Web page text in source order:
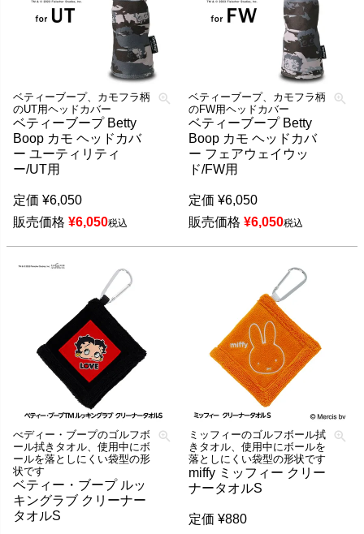
ベティーブープ、カモフラ柄
のUT用ヘッドカバー
ベティーブープ Betty
Boop カモ ヘッドカバ
ー ユーティリティ
ー/UT用
定価 ¥6,050
販売価格 ¥6,050税込
ベティーブープ、カモフラ柄
のFW用ヘッドカバー
ベティーブープ Betty
Boop カモ ヘッドカバ
ー フェアウェイウッ
ド/FW用
定価 ¥6,050
販売価格 ¥6,050税込
べディー・ブープのゴルフボ
ール拭きタオル、使用中にボ
ールを落としにくい袋型の形
状です
ベティー・ブープ ルッ
キングラブ クリーナー
タオルS
ミッフィーのゴルフボール拭
きタオル、使用中にボールを
落としにくい袋型の形状です
miffy ミッフィー クリー
ナータオルS
定価 ¥880